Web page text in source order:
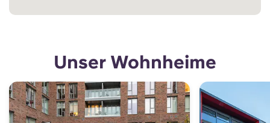
Unser Wohnheime